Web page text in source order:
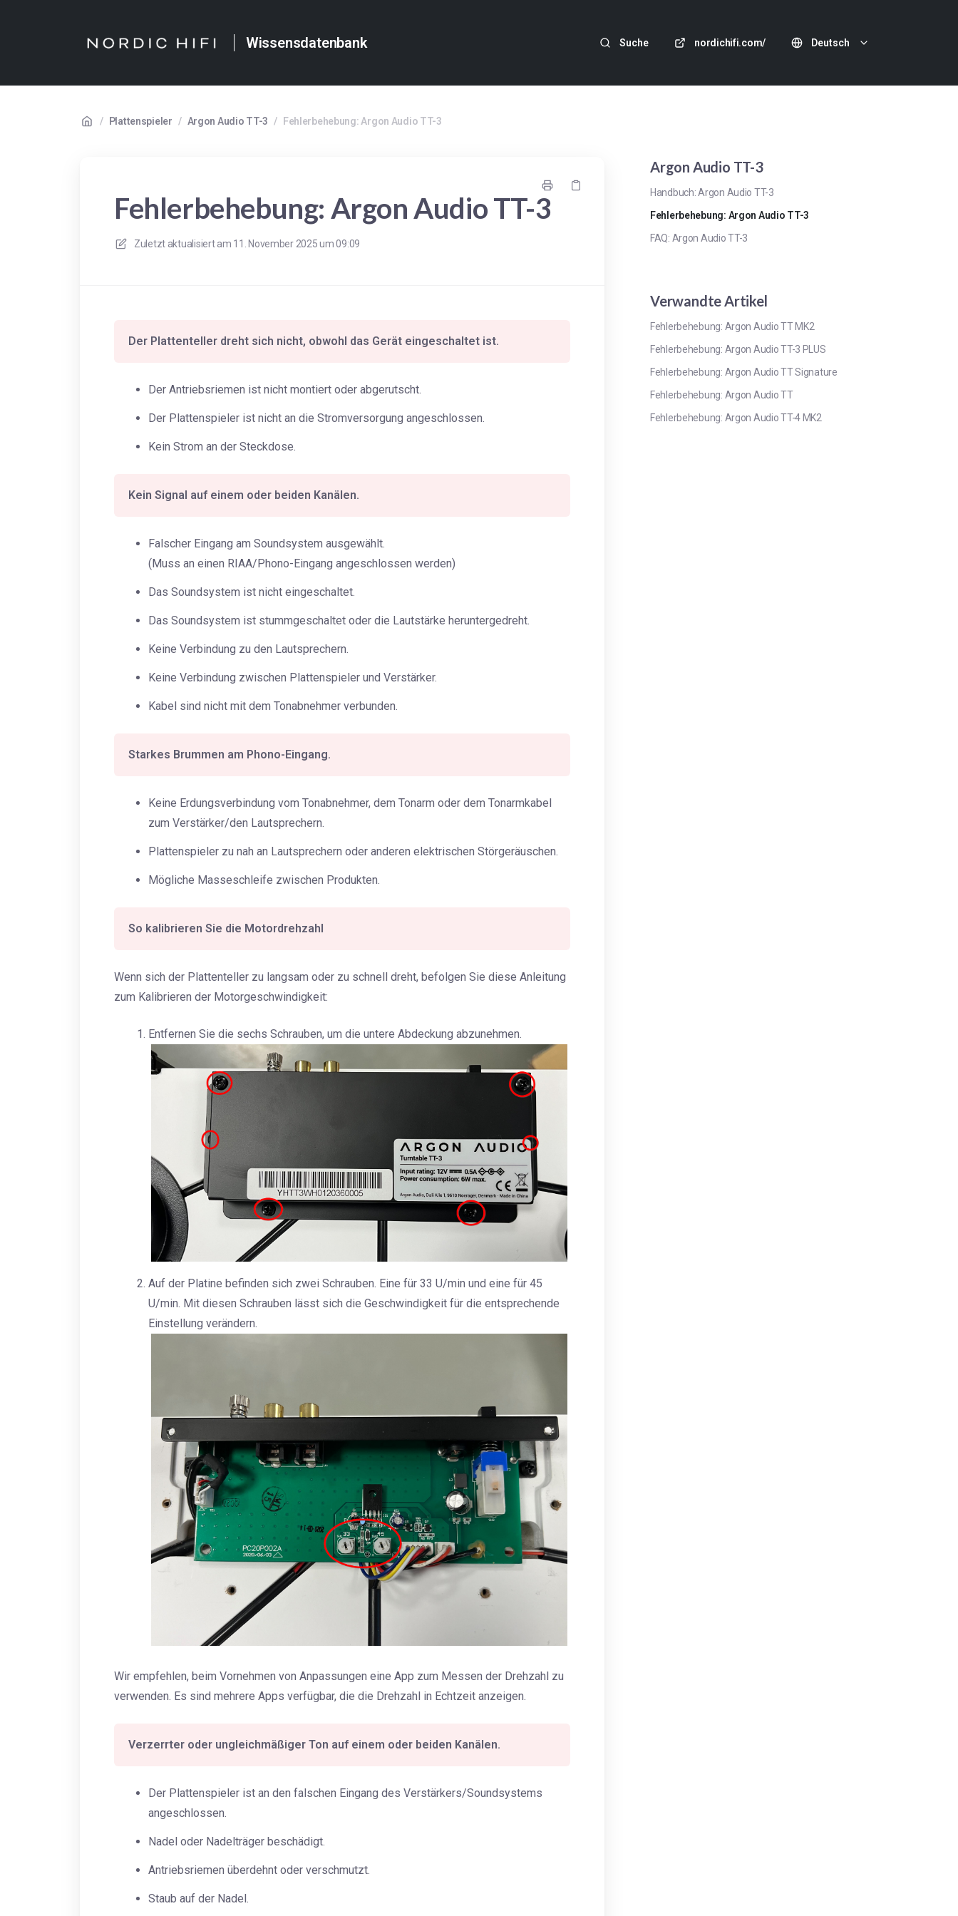
Wissensdatenbank Suche nordichifi.com/ Deutsch
/ Plattenspieler / Argon Audio TT-3 / Fehlerbehebung: Argon Audio TT-3
Fehlerbehebung: Argon Audio TT-3
Zuletzt aktualisiert am 11. November 2025 um 09:09
Der Plattenteller dreht sich nicht, obwohl das Gerät eingeschaltet ist.
Der Antriebsriemen ist nicht montiert oder abgerutscht.
Der Plattenspieler ist nicht an die Stromversorgung angeschlossen.
Kein Strom an der Steckdose.
Kein Signal auf einem oder beiden Kanälen.
Falscher Eingang am Soundsystem ausgewählt.
(Muss an einen RIAA/Phono-Eingang angeschlossen werden)
Das Soundsystem ist nicht eingeschaltet.
Das Soundsystem ist stummgeschaltet oder die Lautstärke heruntergedreht.
Keine Verbindung zu den Lautsprechern.
Keine Verbindung zwischen Plattenspieler und Verstärker.
Kabel sind nicht mit dem Tonabnehmer verbunden.
Starkes Brummen am Phono-Eingang.
Keine Erdungsverbindung vom Tonabnehmer, dem Tonarm oder dem Tonarmkabel
zum Verstärker/den Lautsprechern.
Plattenspieler zu nah an Lautsprechern oder anderen elektrischen Störgeräuschen.
Mögliche Masseschleife zwischen Produkten.
So kalibrieren Sie die Motordrehzahl
Wenn sich der Plattenteller zu langsam oder zu schnell dreht, befolgen Sie diese Anleitung
zum Kalibrieren der Motorgeschwindigkeit:
Entfernen Sie die sechs Schrauben, um die untere Abdeckung abzunehmen.
Auf der Platine befinden sich zwei Schrauben. Eine für 33 U/min und eine für 45
U/min. Mit diesen Schrauben lässt sich die Geschwindigkeit für die entsprechende
Einstellung verändern.
Wir empfehlen, beim Vornehmen von Anpassungen eine App zum Messen der Drehzahl zu
verwenden. Es sind mehrere Apps verfügbar, die die Drehzahl in Echtzeit anzeigen.
Verzerrter oder ungleichmäßiger Ton auf einem oder beiden Kanälen.
Der Plattenspieler ist an den falschen Eingang des Verstärkers/Soundsystems
angeschlossen.
Nadel oder Nadelträger beschädigt.
Antriebsriemen überdehnt oder verschmutzt.
Staub auf der Nadel.
Argon Audio TT-3
Handbuch: Argon Audio TT-3
Fehlerbehebung: Argon Audio TT-3
FAQ: Argon Audio TT-3
Verwandte Artikel
Fehlerbehebung: Argon Audio TT MK2
Fehlerbehebung: Argon Audio TT-3 PLUS
Fehlerbehebung: Argon Audio TT Signature
Fehlerbehebung: Argon Audio TT
Fehlerbehebung: Argon Audio TT-4 MK2